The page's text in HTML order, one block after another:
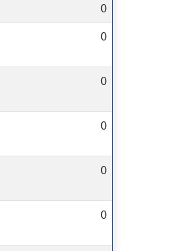
0
0
0
0
0
0